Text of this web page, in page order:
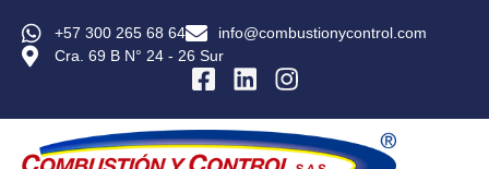
+57 300 265 68 64
info@combustionycontrol.com
Cra. 69 B N° 24 - 26 Sur